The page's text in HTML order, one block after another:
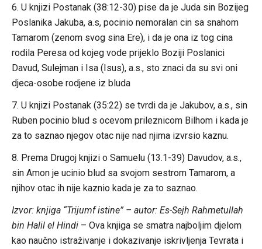
6. U knjizi Postanak (38:12-30) pise da je Juda sin Bozijeg
Poslanika Jakuba, a.s, pocinio nemoralan cin sa snahom
Tamarom (zenom svog sina Ere), i da je ona iz tog cina
rodila Peresa od kojeg vode prijeklo Boziji Poslanici
Davud, Sulejman i Isa (Isus), a.s., sto znaci da su svi oni
djeca-osobe rodjene iz bluda
7. U knjizi Postanak (35:22) se tvrdi da je Jakubov, a.s., sin
Ruben pocinio blud s ocevom prileznicom Bilhom i kada je
za to saznao njegov otac nije nad njima izvrsio kaznu.
8. Prema Drugoj knjizi o Samuelu (13.1-39) Davudov, a.s.,
sin Amon je ucinio blud sa svojom sestrom Tamarom, a
njihov otac ih nije kaznio kada je za to saznao.
Izvor: knjiga “Trijumf istine” – autor: Es-Sejh Rahmetullah
bin Halil el Hindi– Ova knjiga se smatra najboljim djelom
kao naučno istraživanje i dokazivanje iskrivljenja Tevrata i